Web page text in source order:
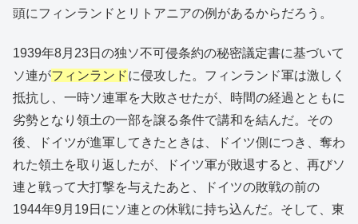
頭にフィンランドとリトアニアの例があるからだろう。
1939年8月23日の独ソ不可侵条約の秘密議定書に基づいて
ソ連がフィンランドに侵攻した。フィンランド軍は激しく
抵抗し、一時ソ連軍を大敗させたが、時間の経過とともに
劣勢となり領土の一部を譲る条件で講和を結んだ。その
後、ドイツが進軍してきたときは、ドイツ側につき、奪わ
れた領土を取り返したが、ドイツ軍が敗退すると、再びソ
連と戦って大打撃を与えたあと、ドイツの敗戦の前の
1944年9月19日にソ連との休戦に持ち込んだ。そして、東